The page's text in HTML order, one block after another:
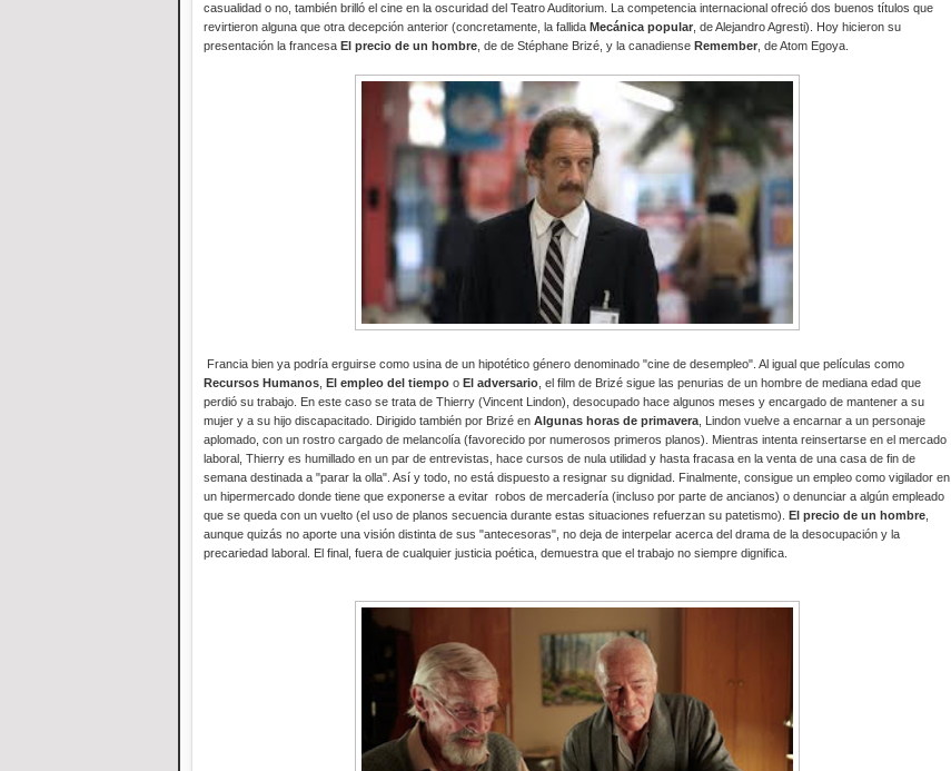
casualidad o no, también brilló el cine en la oscuridad del Teatro Auditorium. La competencia internacional ofreció dos buenos títulos que
revirtieron alguna que otra decepción anterior (concretamente, la fallida Mecánica popular , de Alejandro Agresti). Hoy hicieron su
presentación la francesa El precio de un hombre , de de Stéphane Brizé, y la canadiense Remember , de Atom Egoya.
Francia bien ya podría erguirse como usina de un hipotético género denominado "cine de desempleo". Al igual que películas como
Recursos Humanos El empleo del tiempo o El adversario , el film de Brizé sigue las penurias de un hombre de mediana edad que
perdió su trabajo. En este caso se trata de Thierry (Vincent Lindon), desocupado hace algunos meses y encargado de mantener a su
mujer y a su hijo discapacitado. Dirigido también por Brizé en Algunas horas de primavera , Lindon vuelve a encarnar a un personaje
aplomado, con un rostro cargado de melancolía (favorecido por numerosos primeros planos). Mientras intenta reinsertarse en el mercado
laboral, Thierry es humillado en un par de entrevistas, hace cursos de nula utilidad y hasta fracasa en la venta de una casa de fin de
semana destinada a "parar la olla". Así y todo, no está dispuesto a resignar su dignidad. Finalmente, consigue un empleo como vigilador en
un hipermercado donde tiene que exponerse a evitar robos de mercadería (incluso por parte de ancianos) o denunciar a algún empleado
que se queda con un vuelto (el uso de planos secuencia durante estas situaciones refuerzan su patetismo). El precio de un hombre
aunque quizás no aporte una visión distinta de sus "antecesoras", no deja de interpelar acerca del drama de la desocupación y la
precariedad laboral. El final, fuera de cualquier justicia poética, demuestra que el trabajo no siempre dignifica.